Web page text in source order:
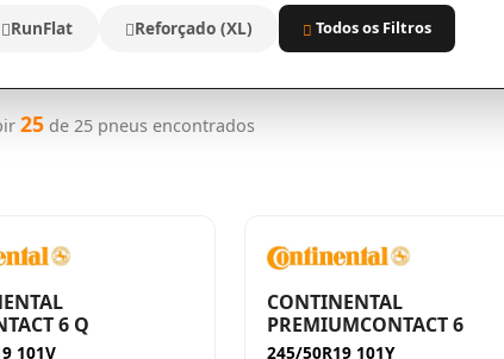
RunFlat Reforçado (XL) Todos os Filtros
25de 25pneus encontrados
6 Q
101V
CONTINENTAL
PREMIUMCONTACT 6
245/50R19 101Y